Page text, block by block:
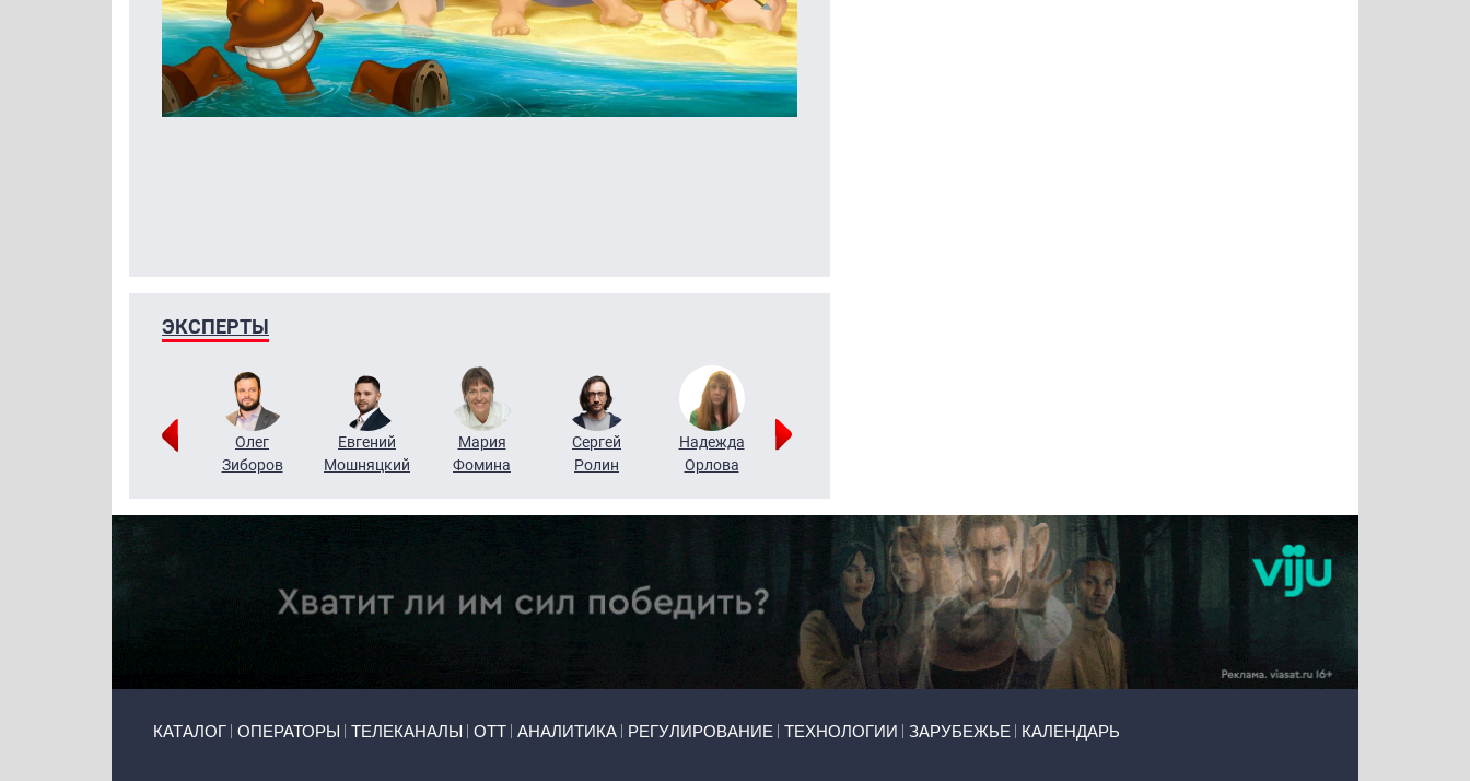
ЭКСПЕРТЫ
Григорий
Олег
Зиборов
Евгений
Мошняцкий
Мария
Фомина
Сергей
Ролин
Надежда
Орлова
КАТАЛОГ ОПЕРАТОРЫ ТЕЛЕКАНАЛЫ ОТТ АНАЛИТИКА РЕГУЛИРОВАНИЕ ТЕХНОЛОГИИ ЗАРУБЕЖЬЕ КАЛЕНДАРЬ